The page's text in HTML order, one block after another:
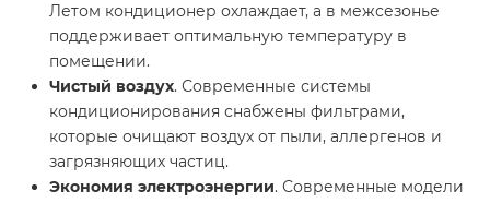
Летом кондиционер охлаждает, а в межсезонье
поддерживает оптимальную температуру в
помещении.
Чистый воздух. Современные системы
кондиционирования снабжены фильтрами,
которые очищают воздух от пыли, аллергенов и
загрязняющих частиц.
Экономия электроэнергии. Современные модели